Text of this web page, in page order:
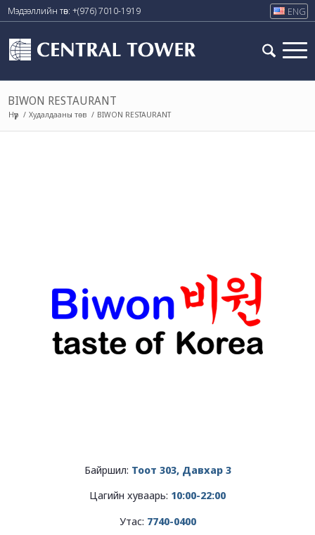
Мэдээллийн төв: +(976) 7010-1919
BIWON RESTAURANT
/ Худалдааны төв / BIWON RESTAURANT
Байршил: Тоот 303, Давхар 3
Цагийн хуваарь: 10:00-22:00
Утас: 7740-0400
ENG